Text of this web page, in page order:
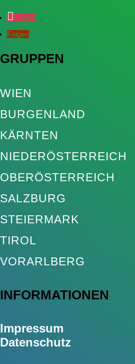
Folgen
Folgen
GRUPPEN
WIEN
BURGENLAND
KÄRNTEN
NIEDERÖSTERREICH
OBERÖSTERREICH
SALZBURG
STEIERMARK
TIROL
VORARLBERG
INFORMATIONEN
Impressum
Datenschutz